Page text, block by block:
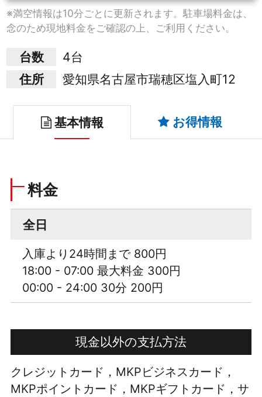
※満空情報は10分ごとに更新されます。駐車場料金は、
念のため現地料金をご確認の上、ご利用ください。
台数
4台
住所
愛知県名古屋市瑞穂区塩入町12
基本情報 お得情報
料金
全日
入庫より24時間まで 800円
18:00 - 07:00 最大料金 300円
00:00 - 24:00 30分 200円
現金以外の支払方法
クレジットカード，MKPビジネスカード，
MKPポイントカード，MKPギフトカード，サ